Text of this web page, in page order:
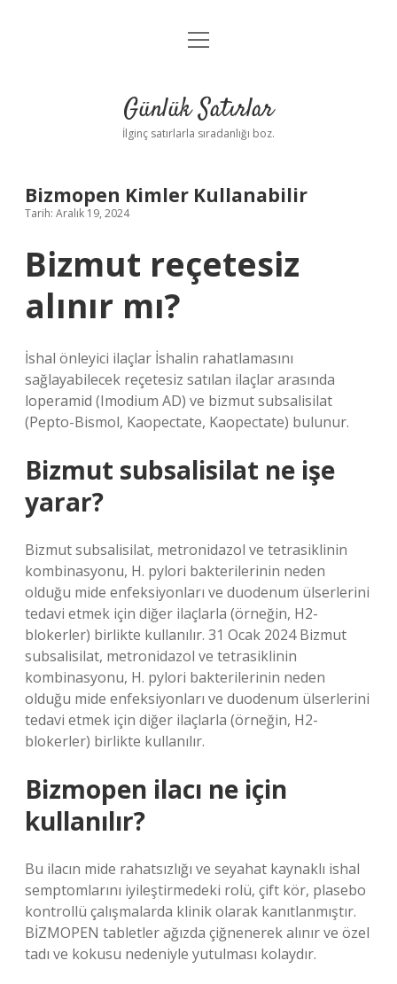
Anasayfa
Yasal Uyarı
menüyü
Günlük Satırlar
İlginç satırlarla sıradanlığı boz.
Bizmopen Kimler Kullanabilir
Tarih: Aralık 19, 2024
Bizmut reçetesiz
alınır mı?
İshal önleyici ilaçlar İshalin rahatlamasını
sağlayabilecek reçetesiz satılan ilaçlar arasında
loperamid (Imodium AD) ve bizmut subsalisilat
(Pepto-Bismol, Kaopectate, Kaopectate) bulunur.
Bizmut subsalisilat ne işe
yarar?
Bizmut subsalisilat, metronidazol ve tetrasiklinin
kombinasyonu, H. pylori bakterilerinin neden
olduğu mide enfeksiyonları ve duodenum ülserlerini
tedavi etmek için diğer ilaçlarla (örneğin, H2-
blokerler) birlikte kullanılır. 31 Ocak 2024 Bizmut
subsalisilat, metronidazol ve tetrasiklinin
kombinasyonu, H. pylori bakterilerinin neden
olduğu mide enfeksiyonları ve duodenum ülserlerini
tedavi etmek için diğer ilaçlarla (örneğin, H2-
blokerler) birlikte kullanılır.
Bizmopen ilacı ne için
kullanılır?
Bu ilacın mide rahatsızlığı ve seyahat kaynaklı ishal
semptomlarını iyileştirmedeki rolü, çift kör, plasebo
kontrollü çalışmalarda klinik olarak kanıtlanmıştır.
BİZMOPEN tabletler ağızda çiğnenerek alınır ve özel
tadı ve kokusu nedeniyle yutulması kolaydır.